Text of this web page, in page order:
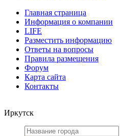
Главная страница
Информация о компании
LIFE
Разместить информацию
Ответы на вопросы
Правила размещения
Форум
Карта сайта
Контакты
Иркутск